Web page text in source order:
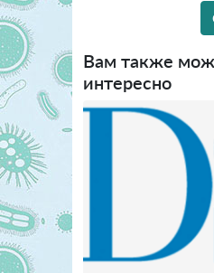
Вам также
интересно